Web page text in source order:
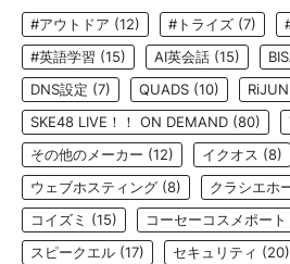
#アウトドア (12) #トライズ (7)
#英語学習 (15) AI英会話 (15)
DNS設定 (7) QUADS (10) RiJUN
SKE48 LIVE！！ ON DEMAND (80)
その他のメーカー (12) イクオス (8)
ウェブホスティング (8) クラシエホ
コイズミ (15) コーセーコスメポート
スピークエル (17) セキュリティ (20)